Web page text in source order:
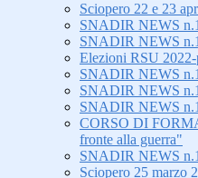
Sciopero 22 e 23
SNADIR NEWS
SNADIR NEWS
Elezioni RSU
SNADIR NEWS
SNADIR NEWS
SNADIR NEWS
CORSO DI
fronte alla guerra"
SNADIR NEWS
Sciopero 25 marzo